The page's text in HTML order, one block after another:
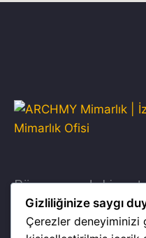
Dünya çapında
Gizliliğinize saygı
Çerezler deneyiminizi